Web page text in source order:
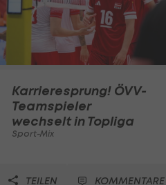
Karrieresprung! ÖVV-
Teamspieler
wechselt in Topliga
Sport-Mix
TEILEN KOMMENTARE